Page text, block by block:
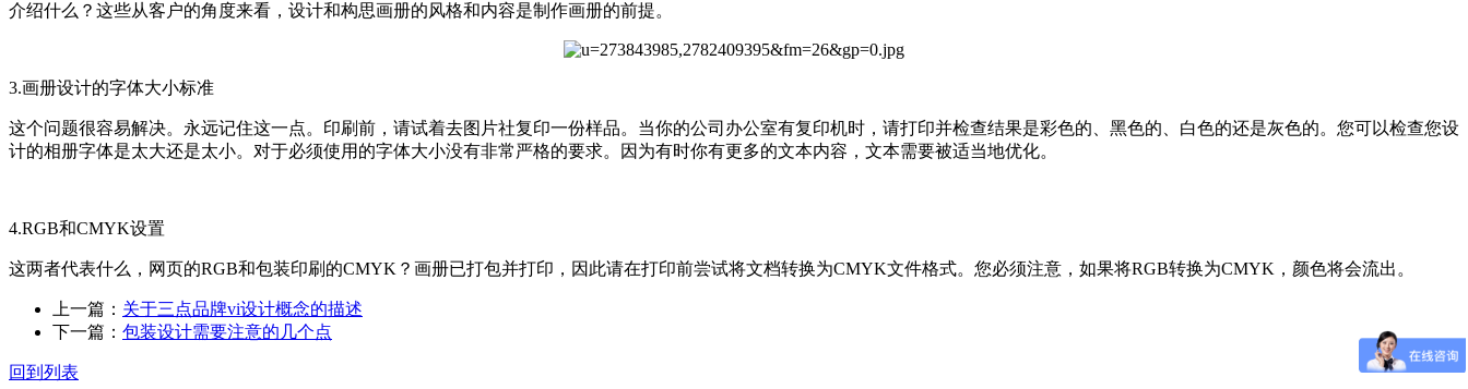
介绍什么？这些从客户的角度来看，设计和构思画册的风格和内容是制作画册的前提。
3.画册设计的字体大小标准
这个问题很容易解决。永远记住这一点。印刷前，请试着去图片社复印一份样品。当你的公司办公室有复印机时，请打印并检查结果是彩色的、黑色的、白色的还是灰色的。您可以检查您设
计的相册字体是太大还是太小。对于必须使用的字体大小没有非常严格的要求。因为有时你有更多的文本内容，文本需要被适当地优化。
4.RGB和CMYK设置
这两者代表什么，网页的RGB和包装印刷的CMYK？画册已打包并打印，因此请在打印前尝试将文档转换为CMYK文件格式。您必须注意，如果将RGB转换为CMYK，颜色将会流出。
上一篇： 关于三点品牌vi设计概念的描述
下一篇： 包装设计需要注意的几个点
回到列表